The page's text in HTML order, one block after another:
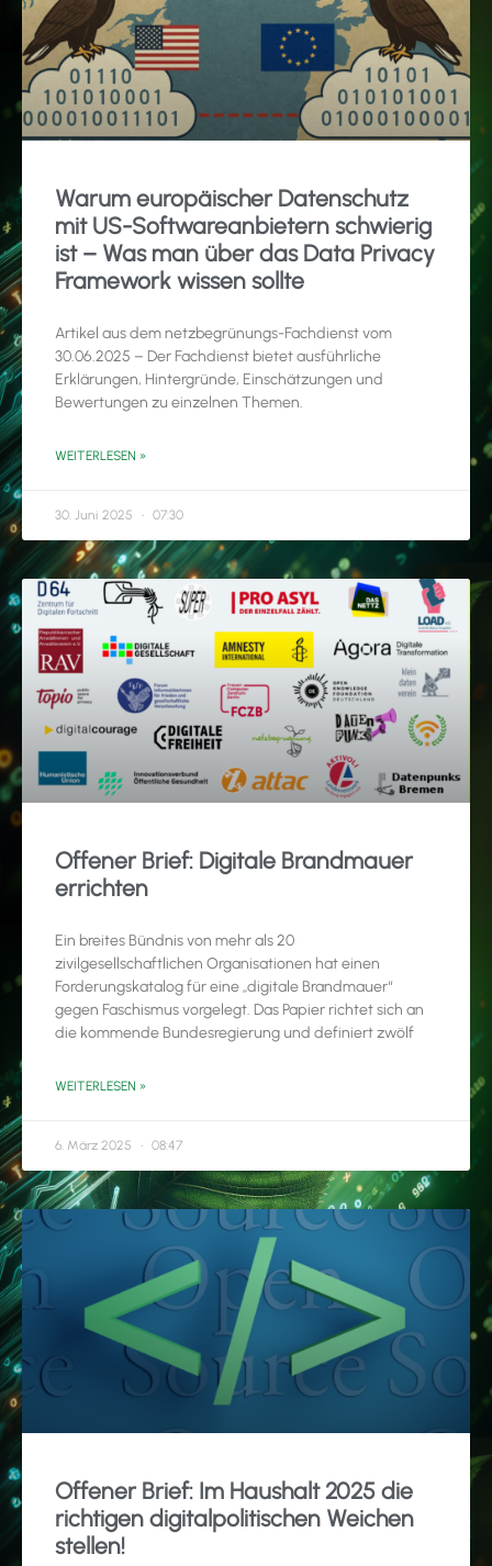
Warum europäischer Datenschutz
mit US-Softwareanbietern schwierig
ist – Was man über das Data Privacy
Framework wissen sollte
Artikel aus dem netzbegrünungs-Fachdienst vom
30.06.2025 – Der Fachdienst bietet ausführliche
Erklärungen, Hintergründe, Einschätzungen und
Bewertungen zu einzelnen Themen.
WEITERLESEN »
30. Juni 2025 07:30
Offener Brief: Digitale Brandmauer
errichten
Ein breites Bündnis von mehr als 20
zivilgesellschaftlichen Organisationen hat einen
Forderungskatalog für eine „digitale Brandmauer“
gegen Faschismus vorgelegt. Das Papier richtet sich an
die kommende Bundesregierung und definiert zwölf
WEITERLESEN »
6. März 2025 08:47
Offener Brief: Im Haushalt 2025 die
richtigen digitalpolitischen Weichen
stellen!